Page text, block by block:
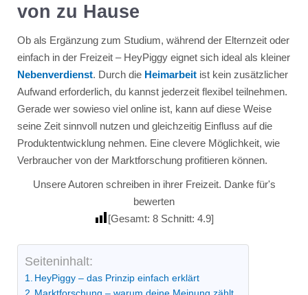
von zu Hause
Ob als Ergänzung zum Studium, während der Elternzeit oder
einfach in der Freizeit – HeyPiggy eignet sich ideal als kleiner
Nebenverdienst. Durch die Heimarbeitist kein zusätzlicher
Aufwand erforderlich, du kannst jederzeit flexibel teilnehmen.
Gerade wer sowieso viel online ist, kann auf diese Weise
seine Zeit sinnvoll nutzen und gleichzeitig Einfluss auf die
Produktentwicklung nehmen. Eine clevere Möglichkeit, wie
Verbraucher von der Marktforschung profitieren können.
Unsere Autoren schreiben in ihrer Freizeit. Danke für's
bewerten
[Gesamt: 8 Schnitt: 4.9]
Seiteninhalt:
HeyPiggy – das Prinzip einfach erklärt